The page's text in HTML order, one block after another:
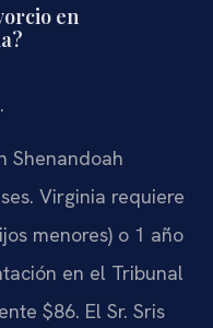
en
Shenandoah
Virginia requiere
menores) o 1 año
en el Tribunal
$86. El Sr. Sris